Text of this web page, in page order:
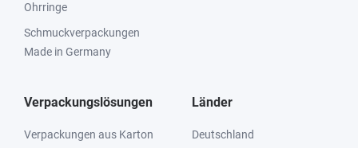
Ohrringe
Schmuckverpackungen
Made in Germany
Verpackungslösungen
Verpackungen aus Karton
Länder
Deutschland